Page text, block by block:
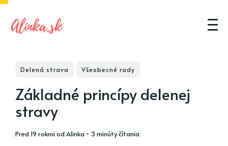
Delená strava Všeobecné rady
Základné princípy delenej
stravy
pred 19 rokmiodAlinka • 3 minúty čítania